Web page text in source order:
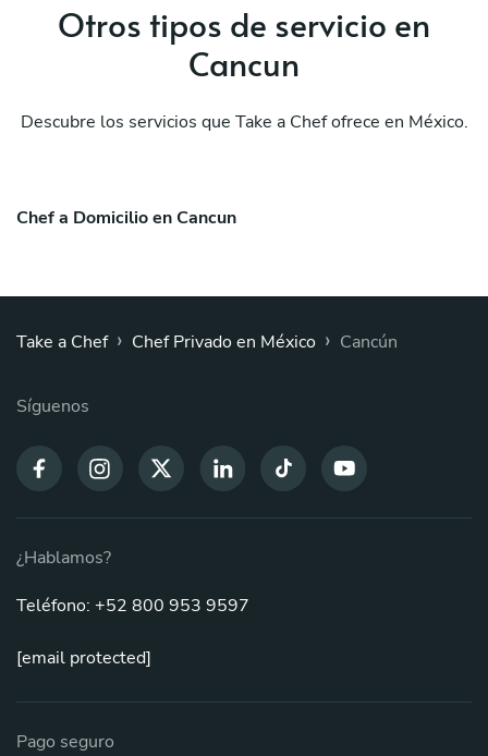
Otros tipos de servicio en
Cancun
Descubre los servicios que Take a Chef ofrece en México.
Chef a Domicilio en Cancun
Take a Chef › Chef Privado en México › Cancún
Síguenos
¿Hablamos?
Teléfono: +52 800 953 9597
[email protected]
Pago seguro